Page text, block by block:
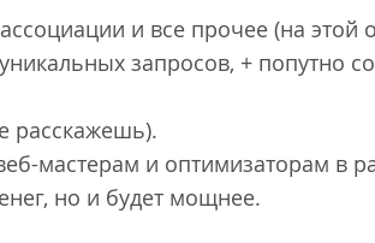
и все прочее (на этой
запросов, + попутно
расскажешь).
мастерам и оптимизаторам в
но и будет мощнее.